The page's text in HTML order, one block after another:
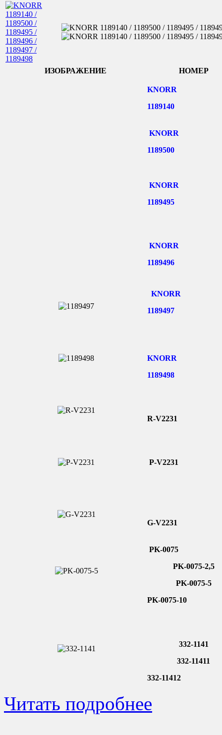
ИЗОБРАЖЕНИЕ НОМЕР
KNORR
1189140
KNORR
1189500
KNORR
1189495
KNORR
1189496
KNORR
1189497
KNORR
1189498
R-V2231
P-V2231
G-V2231
PK-0075
PK-0075-2,5
PK-0075-5
PK-0075-10
332-1141
332-11411
332-11412
Читать подробнее